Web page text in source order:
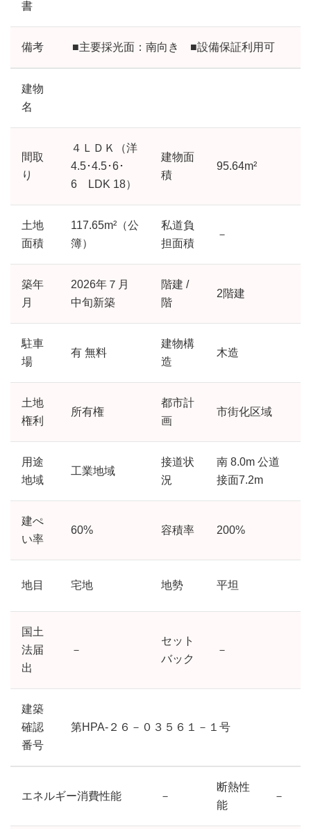
書
備考 ■主要採光面：南向き ■設備保証利用可
建物
名
間取
り
４ＬＤＫ（洋
4.5･4.5･6･
6 LDK 18）
建物面
積
95.64m²
土地
面積
117.65m²（公
簿）
私道負
担面積
－
築年
月
2026年７月
中旬新築
階建 /
階
2階建
駐車
場
有 無料
建物構
造
木造
土地
権利
所有権
都市計
画
市街化区域
用途
地域
工業地域
接道状
況
南 8.0m 公道
接面7.2m
建ぺ
い率
60% 容積率 200%
地目 宅地 地勢 平坦
国土
法届
出
－
セット
バック
－
建築
確認
番号
第HPA-２６－０３５６１－１号
エネルギー消費性能 －
断熱性
能
－